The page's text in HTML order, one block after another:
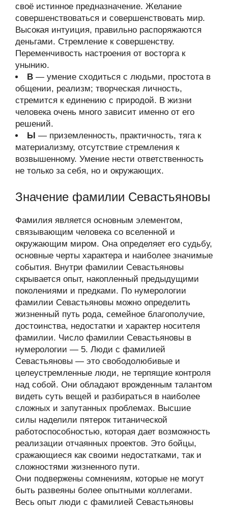
своё истинное предназначение. Желание
совершенствоваться и совершенствовать мир.
Высокая интуиция, правильно распоряжаются
деньгами. Стремление к совершенству.
Переменчивость настроения от восторга к
унынию.
В — умение сходиться с людьми, простота в
общении, реализм; творческая личность,
стремится к единению с природой. В жизни
человека очень много зависит именно от его
решений.
Ы — приземленность, практичность, тяга к
материализму, отсутствие стремления к
возвышенному. Умение нести ответственность
не только за себя, но и окружающих.
Значение фамилии Севастьяновы
Фамилия является основным элементом,
связывающим человека со вселенной и
окружающим миром. Она определяет его судьбу,
основные черты характера и наиболее значимые
события. Внутри фамилии Севастьяновы
скрывается опыт, накопленный предыдущими
поколениями и предками. По нумерологии
фамилии Севастьяновы можно определить
жизненный путь рода, семейное благополучие,
достоинства, недостатки и характер носителя
фамилии. Число фамилии Севастьяновы в
нумерологии — 5. Люди с фамилией
Севастьяновы — это свободолюбивые и
целеустремленные люди, не терпящие контроля
над собой. Они обладают врожденным талантом
видеть суть вещей и разбираться в наиболее
сложных и запутанных проблемах. Высшие
силы наделили пятерок титанической
работоспособностью, которая дает возможность
реализации отчаянных проектов. Это бойцы,
сражающиеся как своими недостатками, так и
сложностями жизненного пути.
Они подвержены сомнениям, которые не могут
быть развеяны более опытными коллегами.
Весь опыт люди с фамилией Севастьяновы